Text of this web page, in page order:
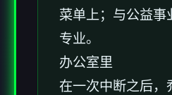
菜单上；与公益事
专业。
办公室里
在一次中断之后，